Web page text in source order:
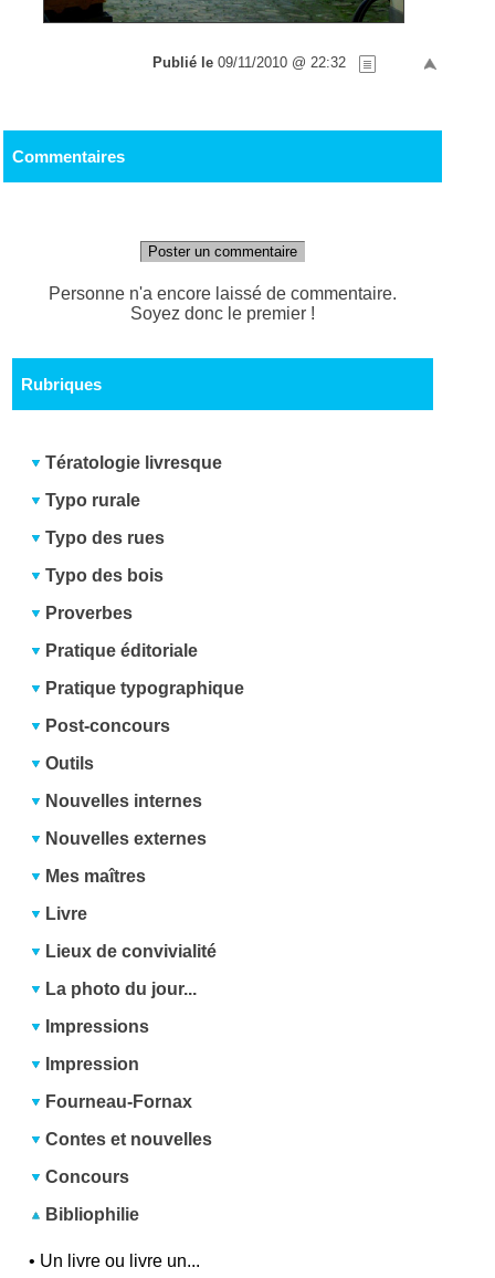
Publié le 09/11/2010 @ 22:32
Commentaires
Poster un commentaire
Personne n'a encore laissé de commentaire.
Soyez donc le premier !
Rubriques
Tératologie livresque
Typo rurale
Typo des rues
Typo des bois
Proverbes
Pratique éditoriale
Pratique typographique
Post-concours
Outils
Nouvelles internes
Nouvelles externes
Mes maîtres
Livre
Lieux de convivialité
La photo du jour...
Impressions
Impression
Fourneau-Fornax
Contes et nouvelles
Concours
Bibliophilie
• Un livre ou livre un...